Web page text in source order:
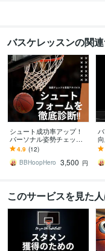
バスケレッスンの関
シュート成功率アップ！
パーソナル姿勢チェック
します 成功の鍵は「正し
い姿勢」自信をつけて勝
利への道を切り開け！
4.9 (12)
BBHoopHero 3,500 円
ス
このサービスを見た